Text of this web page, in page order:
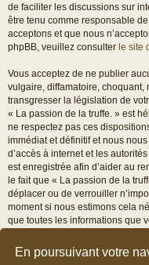
En poursuivant votre
de faciliter les discussions sur
être tenu comme responsable
acceptons et que nous
phpBB, veuillez consulter le site
Vous acceptez de ne publier
vulgaire, diffamatoire,
transgresser la législation de
« La passion de la truffe. » est
ne respectez pas ces
immédiat et définitif et nous
d’accès à internet et les
est enregistrée afin d’aider au
le fait que « La passion de la
déplacer ou de verrouiller
moment si nous estimons cela
que toutes les informations que
dans notre base de données.
diffusées à une tierce partie
truffe. », ni phpBB, ne pourront